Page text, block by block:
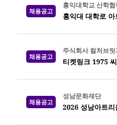
채용공고
홍익대학교 산학
홍익대 대학로
채용공고
주식회사 컬처브릿
티켓링크 1975
채용공고
성남문화재단
2026 성남아트